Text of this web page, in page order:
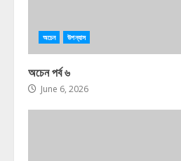
অচেন উপন্যাস
অচেন পর্ব ৬
June 6, 2026